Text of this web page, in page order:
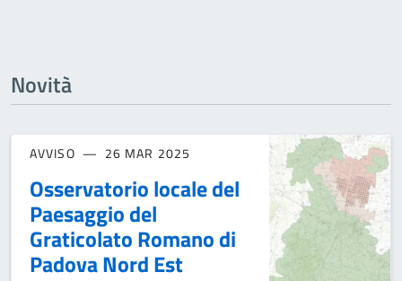
Novità
AVVISO 26 MAR 2025
Osservatorio locale del
Paesaggio del
Graticolato Romano di
Padova Nord Est